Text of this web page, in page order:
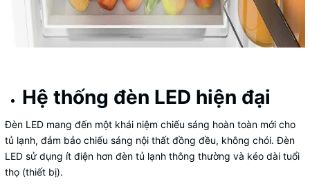
Hệ thống đèn LED hiện đại
Đèn LED mang đến một khái niệm chiếu sáng hoàn toàn mới cho
tủ lạnh, đảm bảo chiếu sáng nội thất đồng đều, không chói. Đèn
LED sử dụng ít điện hơn đèn tủ lạnh thông thường và kéo dài tuổi
thọ (thiết bị).